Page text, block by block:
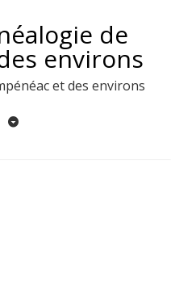
de
environs
et des environs